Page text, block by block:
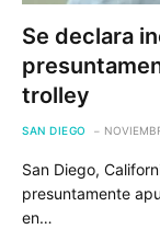
Se declara
trolley
SAN DIEGO
San Diego,
presuntamente
en…